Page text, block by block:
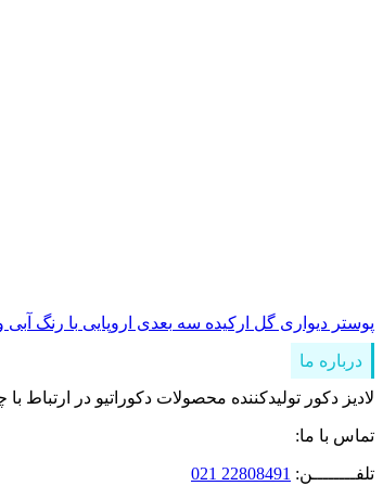
پوستر دیواری گل ارکیده سه بعدی اروپایی با رنگ
درباره ما
لادیز دکور تولیدکننده محصولات دکوراتیو در ارتباط
تماس با ما:
تلفــــــــن: 22808491 021